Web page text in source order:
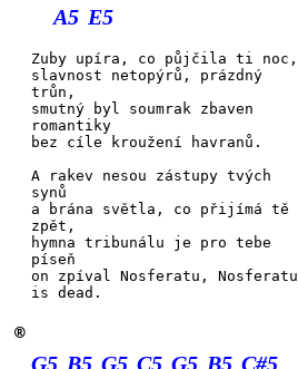
A5 E5
Zuby upíra, co půjčila ti noc,
slavnost netopýrů, prázdný
trůn,
smutný byl soumrak zbaven
romantiky
bez cíle kroužení havranů.
A rakev nesou zástupy tvých
synů
a brána světla, co přijímá tě
zpět,
hymna tribunálu je pro tebe
píseň
on zpíval Nosferatu, Nosferatu
is dead.
®
G5 B5 G5 C5 G5 B5 C#5